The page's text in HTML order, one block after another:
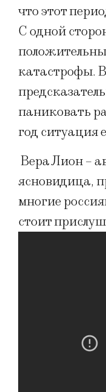
что этот
С одной
катастрофы.
паниковать
год ситуация
Вера Лион –
ясновидица,
многие
стоит